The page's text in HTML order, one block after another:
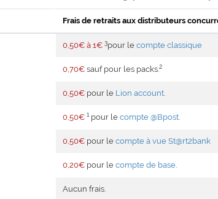
Frais de retraits aux distributeurs
0,50€ à 1€ 3pour le compte classique
0,70€sauf pour les packs.2
0,50€ pour le Lion account.
0,50€ 1pour le compte @Bpost.
0,50€pour le compte à vue St@rt2bank
0,20€pour le compte de base.
Aucun frais.